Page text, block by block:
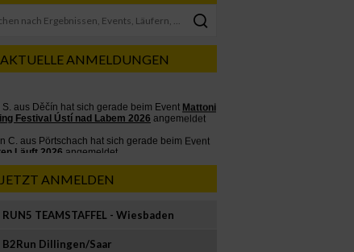
AKTUELLE ANMELDUNGEN
JETZT ANMELDEN
RUN5 TEAMSTAFFEL - Wiesbaden
B2Run Dillingen/Saar